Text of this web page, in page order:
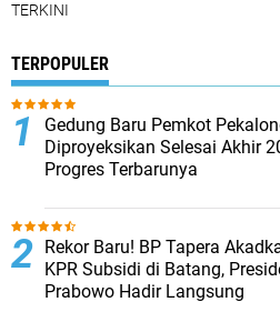
TERKINI
TERPOPULER
Gedung Baru Pemkot
Diproyeksikan Selesai Akhir
Progres Terbarunya
Rekor Baru! BP Tapera
KPR Subsidi di Batang,
Prabowo Hadir Langsung